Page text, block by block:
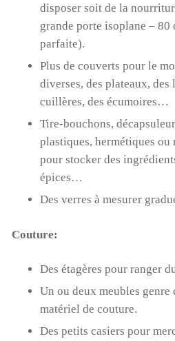
disposer soit de la
grande porte isoplane – 80
parfaite).
Plus de couverts pour le
diverses, des plateaux, des
cuillères, des écumoires…
Tire-bouchons,
plastiques, hermétiques ou
pour stocker des
épices…
Des verres à mesurer
Couture:
Des étagères pour ranger
Un ou deux meubles
matériel de couture.
Des petits casiers pour